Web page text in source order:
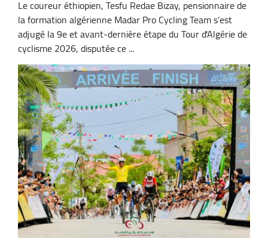
Le coureur éthiopien, Tesfu Redae Bizay, pensionnaire de
la formation algérienne Madar Pro Cycling Team s’est
adjugé la 9e et avant-dernière étape du Tour d'Algérie de
cyclisme 2026, disputée ce ...